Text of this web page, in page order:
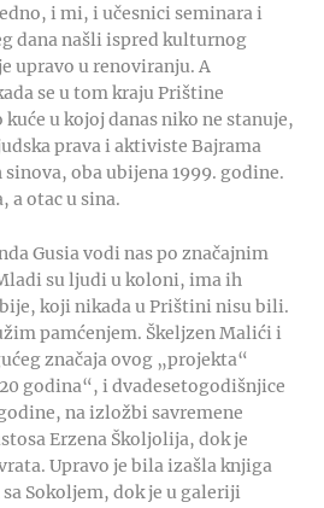
i mi, i učesnici seminara i
dana našli ispred kulturnog
upravo u renoviranju. A
se u tom kraju Prištine
u kojoj danas niko ne stanuje,
prava i aktiviste Bajrama
oba ubijena 1999. godine.
a otac u sina.
Gusia vodi nas po značajnim
su ljudi u koloni, ima ih
koji nikada u Prištini nisu bili.
pamćenjem. Škeljzen Malići i
značaja ovog „projekta“
godina“, i dvadesetogodišnjice
na izložbi savremene
Erzena Školjolija, dok je
Upravo je bila izašla knjiga
Sokoljem, dok je u galeriji